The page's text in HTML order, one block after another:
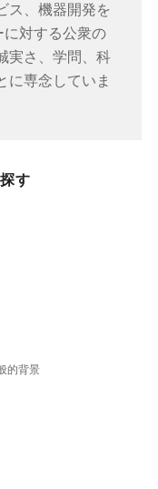
ス、機器開発を
対する公衆の
実さ、学問、科
に専念していま
す
的背景